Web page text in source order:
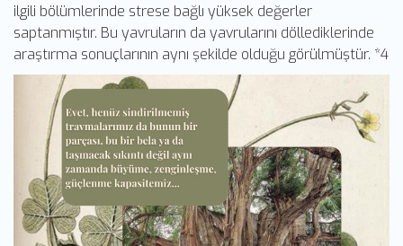
ilgili bölümlerinde strese bağlı yüksek değerler
saptanmıştır. Bu yavruların da yavrularını döllediklerinde
araştırma sonuçlarının aynı şekilde olduğu görülmüştür. *4